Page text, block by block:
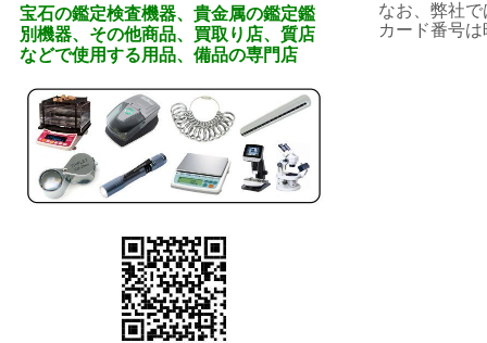
なお、弊社
カード番号
宝石の鑑定検査機器、貴金属の鑑定鑑
別機器、その他商品、買取り店、質店
などで使用する用品、備品の専門店